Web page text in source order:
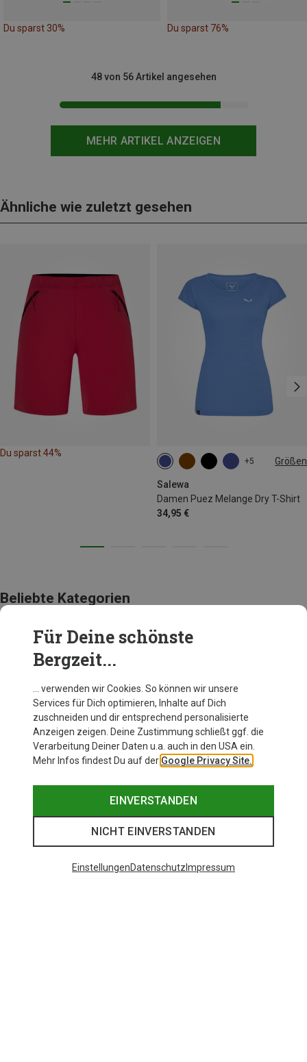
Du sparst 30% Du sparst 76%
MEHR ARTIKEL ANZEIGEN
48 von 56 Artikel angesehen
Ähnliche wie zuletzt gesehen
Du sparst 44%
+5 Größen
Salewa
Damen Puez Melange Dry T-Shirt
34,95 €
XS S M
Beliebte Kategorien
BEKLEIDUNG
Für Deine schönste
Bergzeit...
… verwenden wir Cookies. So können wir unsere
Services für Dich optimieren, Inhalte auf Dich
zuschneiden und dir entsprechend personalisierte
Anzeigen zeigen. Deine Zustimmung schließt ggf. die
Verarbeitung Deiner Daten u.a. auch in den USA ein.
Mehr Infos findest Du auf der Google Privacy Site.
EINVERSTANDEN
NICHT EINVERSTANDEN
EinstellungenDatenschutz Impressum